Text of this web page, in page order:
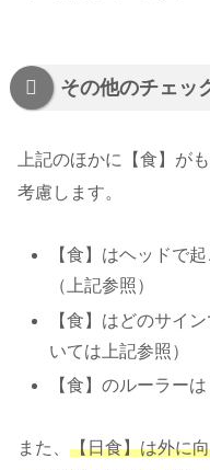
その他のチェッ
上記のほかに【食】が
考慮します。
【食】はヘッドで
（上記参照）
【食】はどのサイ
いては上記参照）
【食】のルーラー
また、 【日食】は外に